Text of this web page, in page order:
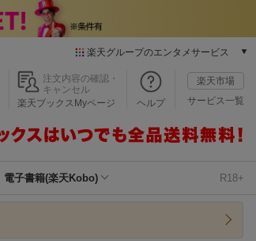
楽天グループのエンタメサービス
本/ゲーム/CD/DVD
楽天ブックス
楽天Kobo
注文内容の確認・
キャンセル
楽天ブックスMyページ
ヘルプ
楽天市場
サービス一覧
電子書籍(楽天Kobo) R18+